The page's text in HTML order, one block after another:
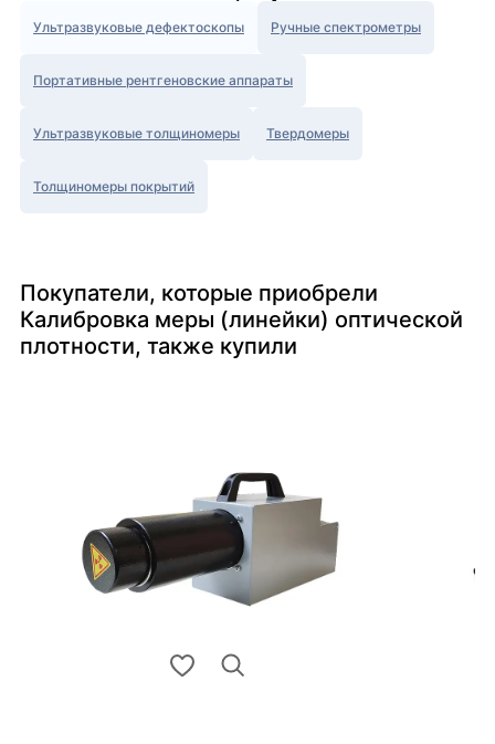
Ультразвуковые дефектоскопы Ручные спектрометры
Портативные рентгеновские аппараты
Ультразвуковые толщиномеры Твердомеры
Толщиномеры покрытий
Покупатели, которые приобрели
Калибровка меры (линейки) оптической
плотности, также купили